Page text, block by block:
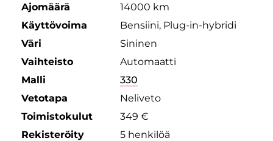
Ajomäärä
14000 km
Käyttövoima
Bensiini, Plug-in-hybridi
Väri
Sininen
Vaihteisto
Automaatti
Malli
330
Vetotapa
Neliveto
Toimistokulut
349 €
Rekisteröity
5 henkilöä